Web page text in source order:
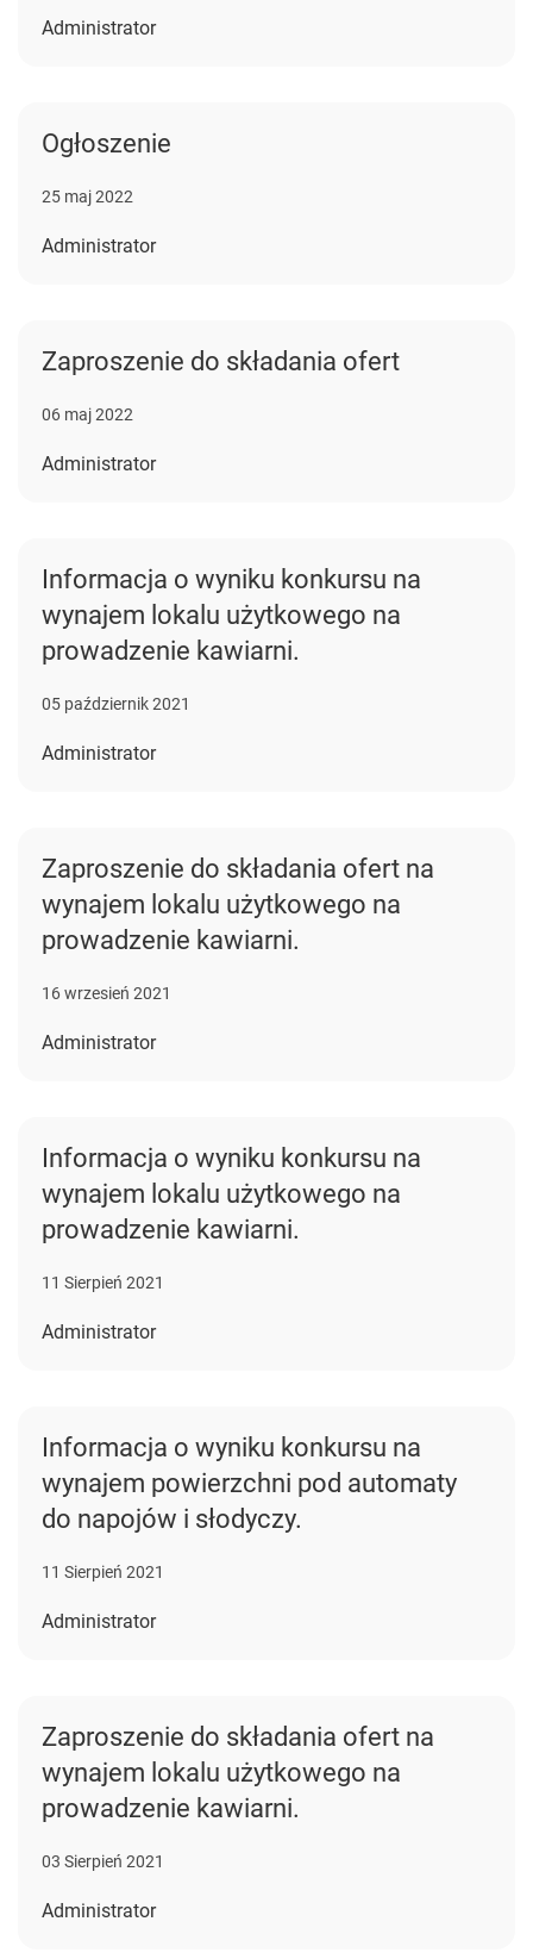
Administrator
Ogłoszenie
25 maj 2022
Administrator
Zaproszenie do składania ofert
06 maj 2022
Administrator
Informacja o wyniku konkursu na
wynajem lokalu użytkowego na
prowadzenie kawiarni.
05 październik 2021
Administrator
Zaproszenie do składania ofert na
wynajem lokalu użytkowego na
prowadzenie kawiarni.
16 wrzesień 2021
Administrator
Informacja o wyniku konkursu na
wynajem lokalu użytkowego na
prowadzenie kawiarni.
11 Sierpień 2021
Administrator
Informacja o wyniku konkursu na
wynajem powierzchni pod automaty
do napojów i słodyczy.
11 Sierpień 2021
Administrator
Zaproszenie do składania ofert na
wynajem lokalu użytkowego na
prowadzenie kawiarni.
03 Sierpień 2021
Administrator